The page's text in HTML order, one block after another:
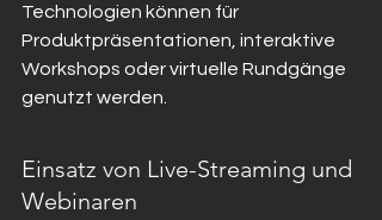
Technologien können für
Produktpräsentationen, interaktive
Workshops oder virtuelle Rundgänge
genutzt werden.
Einsatz von Live-Streaming und
Webinaren